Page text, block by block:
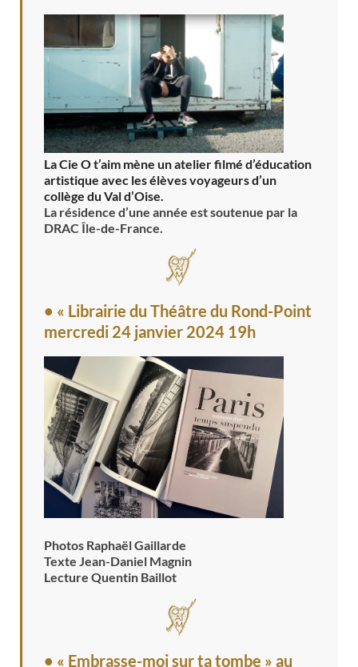
La Cie O t’aim mène un atelier filmé d’éducation
artistique avec les élèves voyageurs d’un
collège du Val d’Oise.
La résidence d’une année est soutenue par la
DRAC Île-de-France.
• « Librairie du Théâtre du Rond-Point
mercredi 24 janvier 2024 19h
Photos Raphaël Gaillarde
Texte Jean-Daniel Magnin
Lecture Quentin Baillot
• « Embrasse-moi sur ta tombe » au